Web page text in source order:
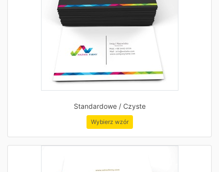
Standardowe / Czyste
Wybierz wzór